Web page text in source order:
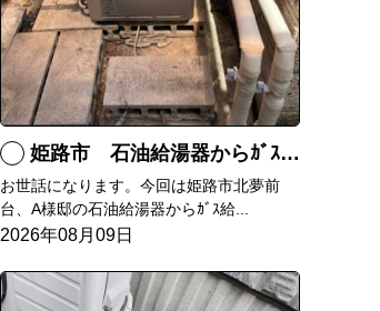
姫路市 石油給湯器からｶﾞｽ給湯器へ取替
お世話になります。今回は姫路市北夢前
台、A様邸の石油給湯器からｶﾞｽ給...
2026年08月09日